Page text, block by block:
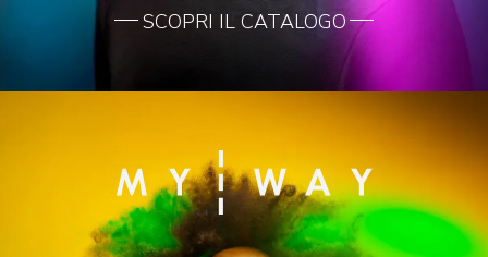
SCOPRI IL CATALOGO